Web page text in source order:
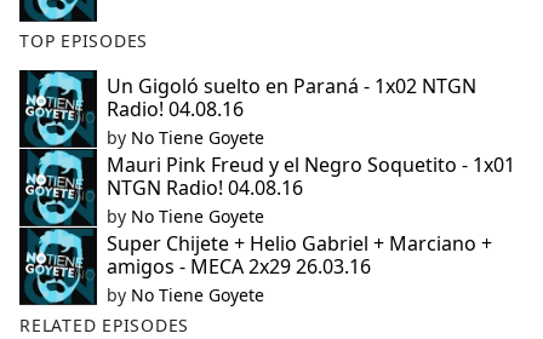
TOP EPISODES
Un Gigoló suelto en Paraná - 1x02 NTGN
Radio! 04.08.16
by No Tiene Goyete
Mauri Pink Freud y el Negro Soquetito - 1x01
NTGN Radio! 04.08.16
by No Tiene Goyete
Super Chijete + Helio Gabriel + Marciano +
amigos - MECA 2x29 26.03.16
by No Tiene Goyete
RELATED EPISODES